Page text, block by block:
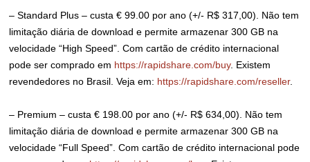
– Standard Plus – custa € 99.00 por ano (+/- R$ 317,00). Não tem
limitação diária de download e permite armazenar 300 GB na
velocidade “High Speed”. Com cartão de crédito internacional
pode ser comprado em https://rapidshare.com/buy. Existem
revendedores no Brasil. Veja em: https://rapidshare.com/reseller.
– Premium – custa € 198.00 por ano (+/- R$ 634,00). Não tem
limitação diária de download e permite armazenar 300 GB na
velocidade “Full Speed”. Com cartão de crédito internacional pode